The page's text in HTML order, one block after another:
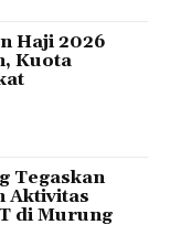
Haji 2026
Kuota
Tegaskan
Aktivitas
di Murung